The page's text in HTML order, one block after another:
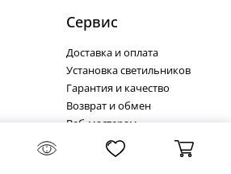
Cервис
Доставка и оплата
Установка светильников
Гарантия и качество
Возврат и обмен
Веб-мастерам
Дизайнерам